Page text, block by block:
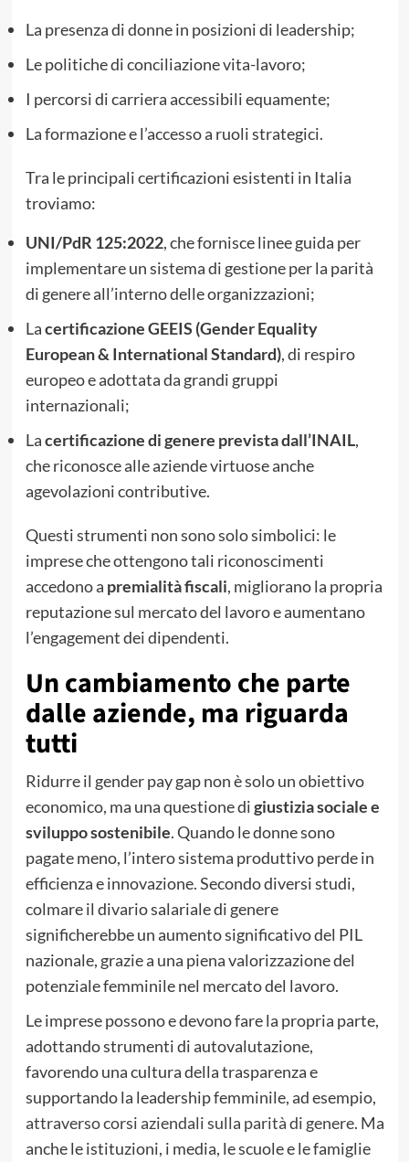
La presenza di donne in posizioni di leadership;
Le politiche di conciliazione vita-lavoro;
I percorsi di carriera accessibili equamente;
La formazione e l’accesso a ruoli strategici.
Tra le principali certificazioni esistenti in Italia
troviamo:
UNI/PdR 125:2022, che fornisce linee guida per
implementare un sistema di gestione per la parità
di genere all’interno delle organizzazioni;
Lacertificazione GEEIS (Gender Equality
European & International Standard), di respiro
europeo e adottata da grandi gruppi
internazionali;
Lacertificazione di genere prevista dall’INAIL,
che riconosce alle aziende virtuose anche
agevolazioni contributive.
Questi strumenti non sono solo simbolici: le
imprese che ottengono tali riconoscimenti
accedono a premialità fiscali, migliorano la propria
reputazione sul mercato del lavoro e aumentano
l’engagement dei dipendenti.
Un cambiamento che parte
dalle aziende, ma riguarda
tutti
Ridurre il gender pay gap non è solo un obiettivo
economico, ma una questione digiustizia sociale e
sviluppo sostenibile. Quando le donne sono
pagate meno, l’intero sistema produttivo perde in
efficienza e innovazione. Secondo diversi studi,
colmare il divario salariale di genere
significherebbe un aumento significativo del PIL
nazionale, grazie a una piena valorizzazione del
potenziale femminile nel mercato del lavoro.
Le imprese possono e devono fare la propria parte,
adottando strumenti di autovalutazione,
favorendo una cultura della trasparenza e
supportando la leadership femminile, ad esempio,
attraverso corsi aziendali sulla parità di genere. Ma
anche le istituzioni, i media, le scuole e le famiglie